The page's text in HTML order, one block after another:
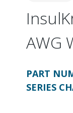
AWG
PART
SERIES